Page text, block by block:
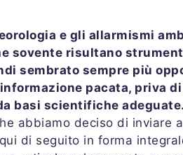
e gli allarmismi
sovente risultano
sembrato sempre più
pacata, priva
basi scientifiche adeguate.
abbiamo deciso di inviare
di seguito in forma